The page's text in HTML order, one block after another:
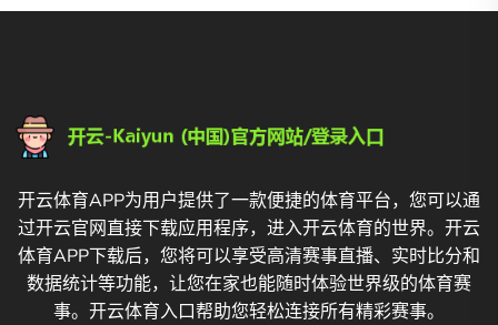
开云体育APP为用户提供了一款便捷的体育平台，您可以通
过开云官网直接下载应用程序，进入开云体育的世界。开云
体育APP下载后，您将可以享受高清赛事直播、实时比分和
数据统计等功能，让您在家也能随时体验世界级的体育赛
事。开云体育入口帮助您轻松连接所有精彩赛事。